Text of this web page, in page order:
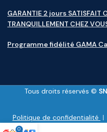
GARANTIE 2 jours SATISFAIT
TRANQUILLEMENT CHEZ
Programme fidélité GAMA
Tous droits réservés ©
Politique de confidentialité |
0